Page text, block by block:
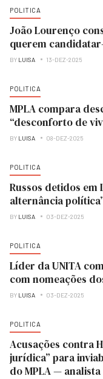
POLITICA
João Lourenço
querem
BY LUISA 13-DEZ-2025
POLITICA
MPLA compara
“desconforto de
BY LUISA 08-DEZ-2025
POLITICA
Russos detidos
alternância
BY LUISA 03-DEZ-2025
POLITICA
Líder da UNITA
com nomeações
BY LUISA 03-DEZ-2025
POLITICA
Acusações contra
jurídica” para
do MPLA — analista